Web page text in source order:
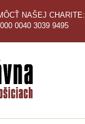
NAŠEJ CHARITE:
0040 3039 9495